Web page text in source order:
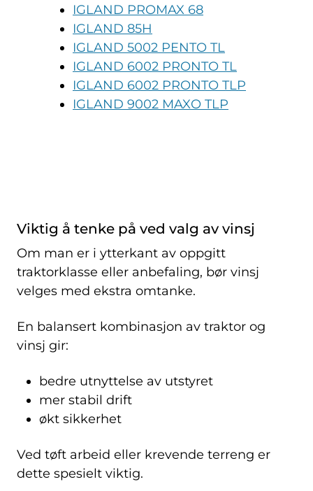
IGLAND PROMAX 68
IGLAND 85H
IGLAND 5002 PENTO TL
IGLAND 6002 PRONTO TL
IGLAND 6002 PRONTO TLP
IGLAND 9002 MAXO TLP
Viktig å tenke på ved valg av vinsj
Om man er i ytterkant av oppgitt
traktorklasse eller anbefaling, bør vinsj
velges med ekstra omtanke.
En balansert kombinasjon av traktor og
vinsj gir:
bedre utnyttelse av utstyret
mer stabil drift
økt sikkerhet
Ved tøft arbeid eller krevende terreng er
dette spesielt viktig.